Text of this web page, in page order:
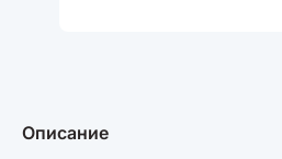
Описание